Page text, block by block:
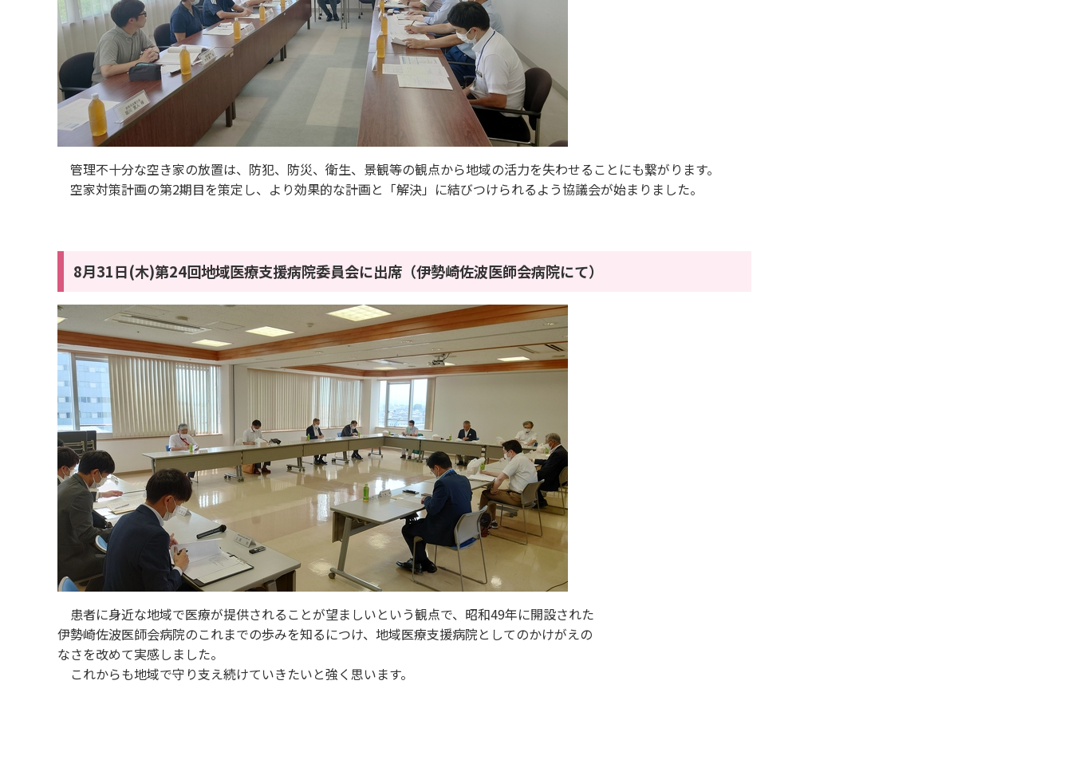
管理不十分な空き家の放置は、防犯、防災、衛生、景観等の観点から地域の活力を失わせることにも繋がります。
空家対策計画の第2期目を策定し、より効果的な計画と「解決」に結びつけられるよう協議会が始まりました。
8月31日(木)第24回地域医療支援病院委員会に出席（伊勢崎佐波医師会病院にて）
患者に身近な地域で医療が提供されることが望ましいという観点で、昭和49年に開設された
伊勢崎佐波医師会病院のこれまでの歩みを知るにつけ、地域医療支援病院としてのかけがえの
なさを改めて実感しました。
これからも地域で守り支え続けていきたいと強く思います。